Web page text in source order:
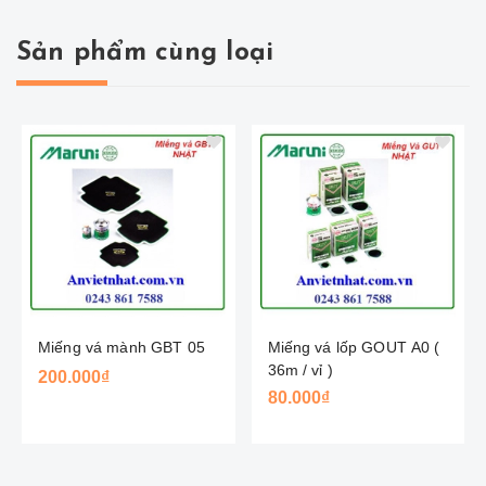
Sản phẩm cùng loại
Miếng vá mành GBT 05
200.000₫
Miếng vá lốp GOUT A0 (
36m / vỉ )
80.000₫